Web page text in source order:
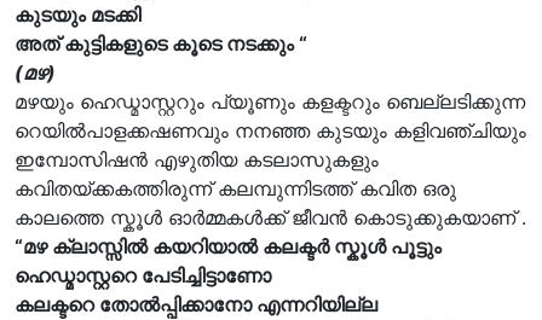
കുടയും മടക്കി
അത് കുട്ടികളുടെ കൂടെ നടക്കും “
(മഴ)
മഴയും ഹെഡ്മാസ്റ്ററും പ്യൂണും കളക്ടറും ബെല്ലടിക്കുന്ന
റെയിൽപാളക്കഷണവും നനഞ്ഞ കുടയും കളിവഞ്ചിയും
ഇമ്പോസിഷൻ എഴുതിയ കടലാസുകളും
കവിതയ്ക്കകത്തിരുന്ന് കലമ്പുന്നിടത്ത് കവിത ഒരു
കാലത്തെ സ്കൂൾ ഓർമ്മകൾക്ക് ജീവൻ കൊടുക്കുകയാണ് .
“മഴ ക്ലാസ്സിൽ കയറിയാൽ കലക്ടർ സ്കൂൾ പൂട്ടും
ഹെഡ്മാസ്റ്ററെ പേടിച്ചിട്ടാണോ
കലക്ടറെ തോൽപ്പിക്കാനോ എന്നറിയില്ല